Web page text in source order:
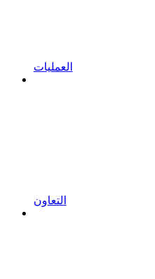
العمليات
التعاون